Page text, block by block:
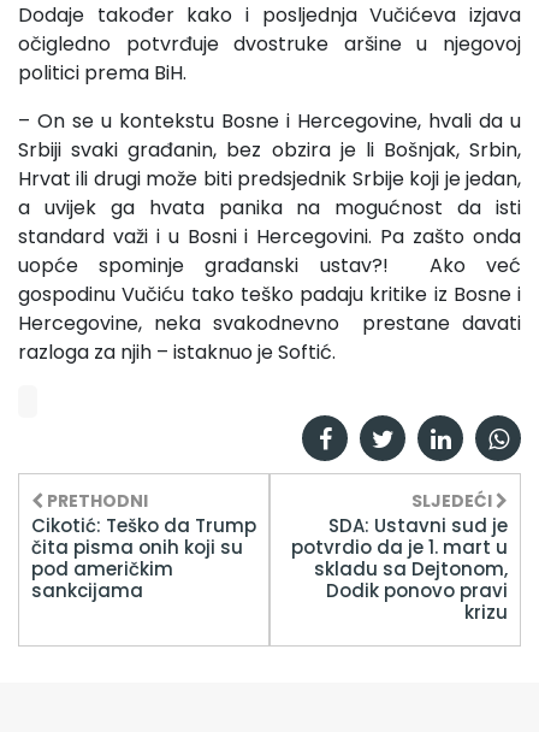
Dodaje također kako i posljednja Vučićeva izjava
očigledno potvrđuje dvostruke aršine u njegovoj
politici prema BiH.
– On se u kontekstu Bosne i Hercegovine, hvali da u
Srbiji svaki građanin, bez obzira je li Bošnjak, Srbin,
Hrvat ili drugi može biti predsjednik Srbije koji je jedan,
a uvijek ga hvata panika na mogućnost da isti
standard važi i u Bosni i Hercegovini. Pa zašto onda
uopće spominje građanski ustav?! Ako već
gospodinu Vučiću tako teško padaju kritike iz Bosne i
Hercegovine, neka svakodnevno prestane davati
razloga za njih – istaknuo je Softić.
PRETHODNI
Cikotić: Teško da Trump
čita pisma onih koji su
pod američkim
sankcijama
SLJEDEĆI
SDA: Ustavni sud je
potvrdio da je 1. mart u
skladu sa Dejtonom,
Dodik ponovo pravi
krizu